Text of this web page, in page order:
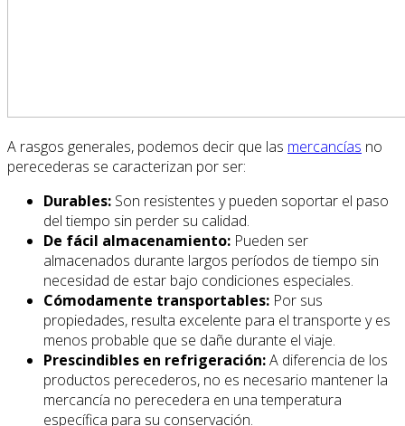
A rasgos generales, podemos decir que las mercancías no
perecederas se caracterizan por ser:
Durables: Son resistentes y pueden soportar el paso
del tiempo sin perder su calidad.
De fácil almacenamiento: Pueden ser
almacenados durante largos períodos de tiempo sin
necesidad de estar bajo condiciones especiales.
Cómodamente transportables: Por sus
propiedades, resulta excelente para el transporte y es
menos probable que se dañe durante el viaje.
Prescindibles en refrigeración:A diferencia de los
productos perecederos, no es necesario mantener la
mercancía no perecedera en una temperatura
específica para su conservación.